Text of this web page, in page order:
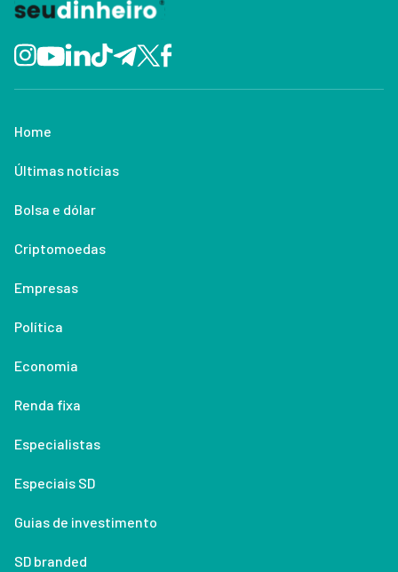
Home
Últimas notícias
Bolsa e dólar
Criptomoedas
Empresas
Política
Economia
Renda fixa
Especialistas
Especiais SD
Guias de investimento
SD branded